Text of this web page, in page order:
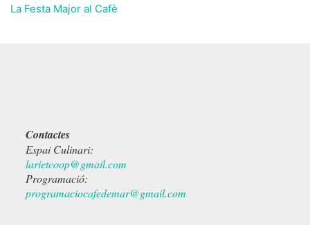
La Festa Major al Cafè
Contactes
Espai Culinari:
larietcoop@gmail.com
Programació:
programaciocafedemar@gmail.com